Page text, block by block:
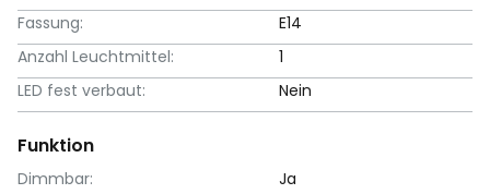
Fassung:
E14
Anzahl Leuchtmittel:
1
LED fest verbaut:
Nein
Funktion
Dimmbar:
Ja